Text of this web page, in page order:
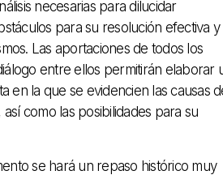
necesarias para dilucidar
para su resolución efectiva y
Las aportaciones de todos los
entre ellos permitirán elaborar
en la que se evidencien las causas
como las posibilidades para su
se hará un repaso histórico muy